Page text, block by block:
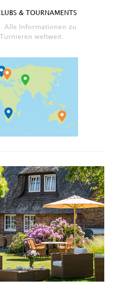
& TOURNAMENTS
Alle Informationen zu
weltweit.